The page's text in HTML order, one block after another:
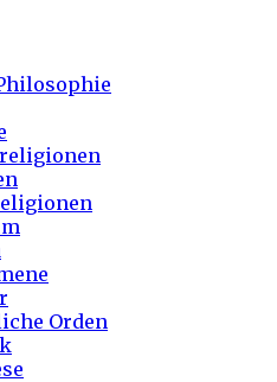
Orden